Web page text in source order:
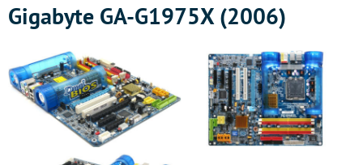
Gigabyte GA-G1975X (2006)